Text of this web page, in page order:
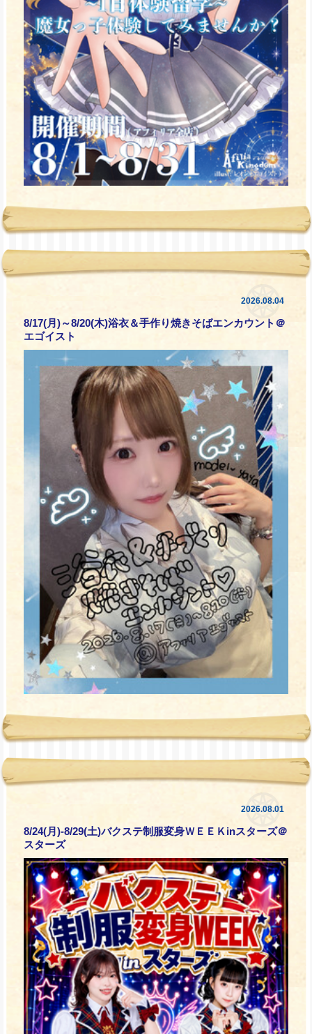
2026.08.04
8/17(月)～8/20(木)浴衣＆手作り焼きそばエンカウント＠
エゴイスト
2026.08.01
8/24(月)-8/29(土)バクステ制服変身ＷＥＥＫinスターズ＠
スターズ